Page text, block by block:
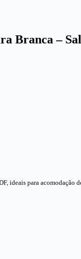
Branca –
ideais para